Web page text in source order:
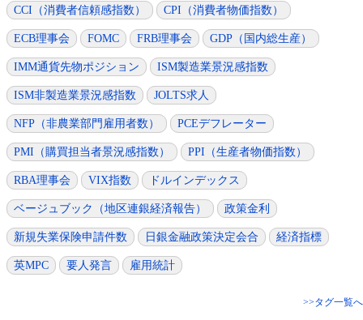
CCI（消費者信頼感指数） CPI（消費者物価指数）
ECB理事会 FOMC FRB理事会 GDP（国内総生産）
IMM通貨先物ポジション ISM製造業景況感指数
ISM非製造業景況感指数 JOLTS求人
NFP（非農業部門雇用者数） PCEデフレーター
PMI（購買担当者景況感指数） PPI（生産者物価指数）
RBA理事会 VIX指数 ドルインデックス
ベージュブック（地区連銀経済報告） 政策金利
新規失業保険申請件数 日銀金融政策決定会合 経済指標
英MPC 要人発言 雇用統計
>>タグ一覧へ